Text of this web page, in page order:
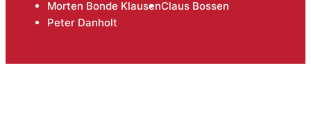
Morten Bonde KlausenClaus Bossen
Peter Danholt